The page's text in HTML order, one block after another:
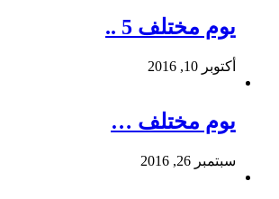
يوم مختلف 5 ..
أكتوبر 10, 2016
يوم مختلف …
سبتمبر 26, 2016